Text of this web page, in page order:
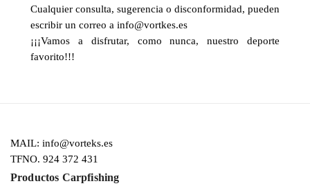
Cualquier consulta, sugerencia o disconformidad, pueden
escribir un correo a info@vortkes.es
¡¡¡Vamos a disfrutar, como nunca, nuestro deporte
favorito!!!
MAIL: info@vorteks.es
TFNO. 924 372 431
Productos Carpfishing